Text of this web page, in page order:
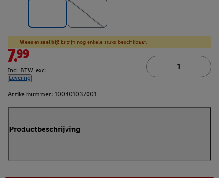
Wees er snel bij! Er zijn nog enkele stuks beschikbaar.
7.99
Incl. BTW. excl.
Levering
Artikelnummer: 100401037001
Productbeschrijving